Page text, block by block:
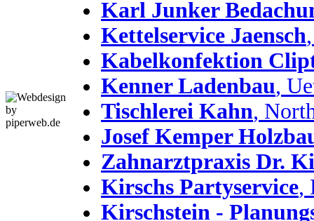
Karl Junker
Kettelservice Jaensch
Kabelkonfektion
Kenner Ladenbau,
Tischlerei Kahn,
Josef Kemper
Zahnarztpraxis Dr.
Kirschs Partyservice,
Kirschstein -